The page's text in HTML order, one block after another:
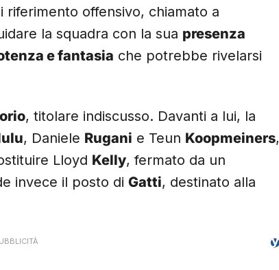
riferimento offensivo, chiamato a
la squadra con la sua presenza
e fantasia che potrebbe rivelarsi
, titolare indiscusso. Davanti a lui, la
, Daniele Rugani e Teun Koopmeiners,
Lloyd Kelly, fermato da un
invece il posto di Gatti, destinato alla